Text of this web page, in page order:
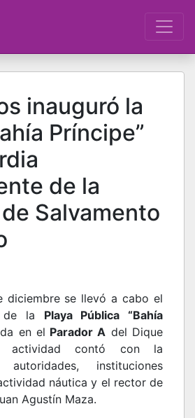
inauguró la
Príncipe”
de la
Salvamento
diciembre se llevó a cabo el
de la Playa Pública “Bahía
en el Parador A del Dique
actividad contó con la
instituciones
náutica y el rector de
Agustín Maza.